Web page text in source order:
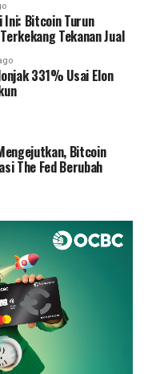
Ini: Bitcoin Turun
Tekanan Jual
331% Usai Elon
Bitcoin
The Fed Berubah